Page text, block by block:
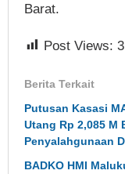
Barat.
Post Views: 3
Berita Terkait
Putusan Kasasi
Utang Rp 2,085
Penyalahgunaan
BADKO HMI